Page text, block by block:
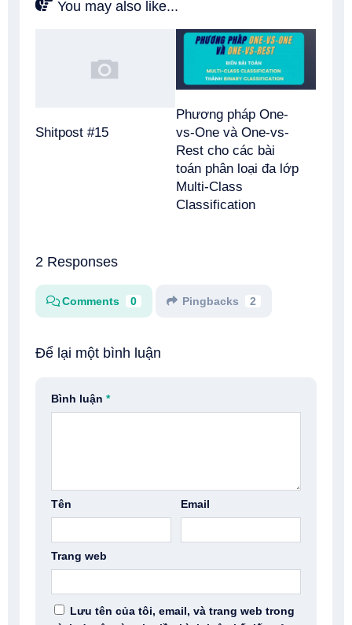
You may also like...
Shitpost #15
Phương pháp One-
vs-One và One-vs-
Rest cho các bài
toán phân loại đa lớp
Multi-Class
Classification
2 Responses
Comments 0 Pingbacks 2
Để lại một bình luận
Bình luận *
Tên Email
Trang web
Lưu tên của tôi, email, và trang web trong